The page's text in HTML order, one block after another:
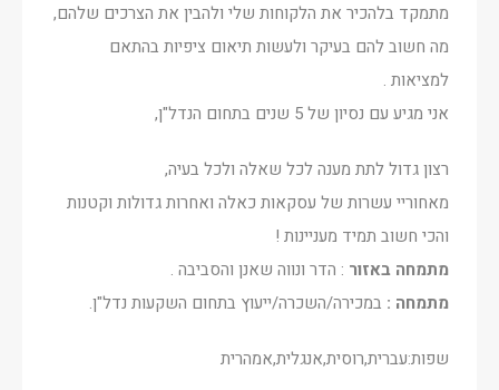
מתמקד בלהכיר את הלקוחות שלי ולהבין את הצרכים שלהם,
מה חשוב להם בעיקר ולעשות תיאום ציפיות בהתאם
למציאות .
אני מגיע עם נסיון של 5 שנים בתחום הנדל"ן,
רצון גדול לתת מענה לכל שאלה ולכל בעיה,
מאחוריי עשרות של עסקאות כאלה ואחרות גדולות וקטנות
והכי חשוב תמיד מעניינות !
מתמחה באזור : הדר ונווה שאנן והסביבה .
מתמחה : במכירה/השכרה/ייעוץ בתחום השקעות נדל"ן.
שפות:עברית,רוסית,אנגלית,אמהרית